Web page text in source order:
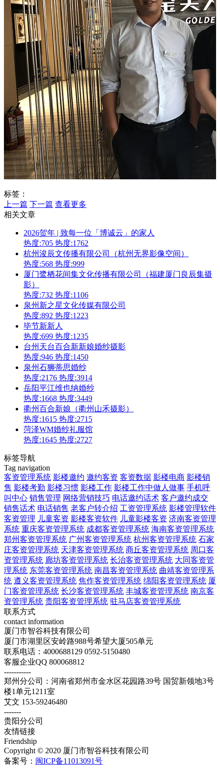
标签：
上一篇 下一篇 查看更多
相关文章
2026贺年 | 致每一位「博诚云」的家人
热度:705 热度:1762
杭州浚辰文传播有限公司（杭州无界影像空间）
热度:568 热度:999
厦门鹭栖花间集文化传播有限公司（福建厦门良辰集摄
影）
热度:732 热度:1106
泉州新之星文化传媒有限公司
热度:892 热度:1223
毕节新新人
热度:699 热度:1235
台州天台百合新新娘婚纱摄影
热度:946 热度:1450
泉州石狮蒂思婚纱
热度:2176 热度:3914
岳阳平江维也纳婚纱
热度:1668 热度:3449
衢州百合新娘（衢州山禾摄影）
热度:1615 热度:2715
菏泽WM婚纱礼服馆
热度:1645 热度:2727
标签导航
Tag navigation
客资管理系统 影楼邀约 邀约客资 客资数据 影楼电商 影楼销
售 影楼考勤 影楼习惯 影楼工作 影楼工作中做人做事 手机呼
叫中心 销售管理 网络营销技巧 电话邀约话术 客户邀约成交
销售话术 电话销售 老客户转介绍 工资管理系统 影楼管理软件
客资管理 儿童客资 影楼客资软件 儿童影楼客资 济南客资管理
系统 重庆客资管理系统 成都客资管理系统 海南客资管理系统
郑州客资管理系统 广州客资管理系统 杭州客资管理系统 石家
庄客资管理系统 天津客资管理系统 商丘客资管理系统 周口客
资管理系统 廊坊客资管理系统 长治客资管理系统 大同客资管
理系统 东莞客资管理系统 南昌客资管理系统 曲靖客资管理系
统 遵义客资管理系统 焦作客资管理系统 绵阳客资管理系统 厦
门客资管理系统 长沙客资管理系统 丰城客资管理系统 南京客
资管理系统 贵阳客资管理系统 驻马店客资管理系统
联系方式
contact information
厦门市智谷科技有限公司
厦门市湖里区安岭路988号希望大厦505单元
联系电话：4000688129 0592-5150480
客服企业QQ 800068812
-----------
郑州分公司：河南省郑州市金水区花园路39号 国贸新领地3号
楼1单元1211室
艾文 153-59246480
-------
贵阳分公司
友情链接
Friendship
Copyright © 2020 厦门市智谷科技有限公司
备案号： 闽ICP备11013091号